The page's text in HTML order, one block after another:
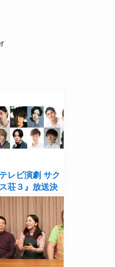
テレビ演劇 サク
荘３』放送決
立石俊樹と唐
充が新住人に